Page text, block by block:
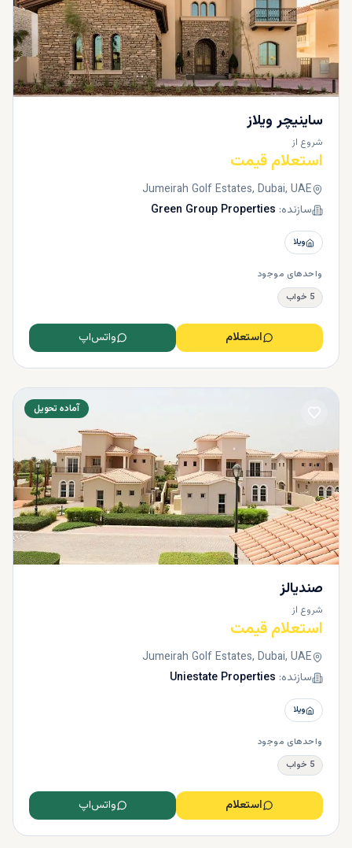
ساینیچر ویلاز
شروع از
استعلام قیمت
Jumeirah Golf Estates, Dubai, UAE
سازنده: Green Group Properties
ویلا
واحدهای موجود
5 خواب
استعلام واتس‌اپ
آماده تحویل
صنديالز
شروع از
استعلام قیمت
Jumeirah Golf Estates, Dubai, UAE
سازنده: Uniestate Properties
ویلا
واحدهای موجود
5 خواب
استعلام واتس‌اپ